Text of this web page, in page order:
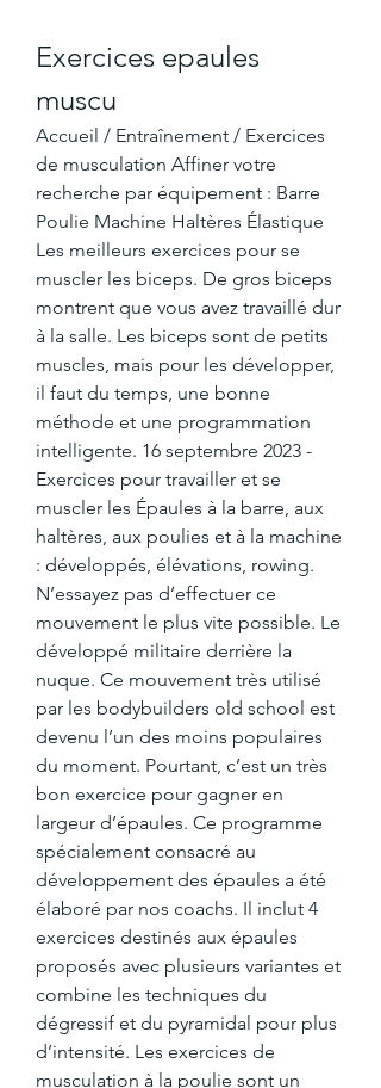
Exercices epaules
muscu
Accueil / Entraînement / Exercices
de musculation Affiner votre
recherche par équipement : Barre
Poulie Machine Haltères Élastique
Les meilleurs exercices pour se
muscler les biceps. De gros biceps
montrent que vous avez travaillé dur
à la salle. Les biceps sont de petits
muscles, mais pour les développer,
il faut du temps, une bonne
méthode et une programmation
intelligente. 16 septembre 2023 -
Exercices pour travailler et se
muscler les Épaules à la barre, aux
haltères, aux poulies et à la machine
: développés, élévations, rowing.
N’essayez pas d’effectuer ce
mouvement le plus vite possible. Le
développé militaire derrière la
nuque. Ce mouvement très utilisé
par les bodybuilders old school est
devenu l’un des moins populaires
du moment. Pourtant, c’est un très
bon exercice pour gagner en
largeur d’épaules. Ce programme
spécialement consacré au
développement des épaules a été
élaboré par nos coachs. Il inclut 4
exercices destinés aux épaules
proposés avec plusieurs variantes et
combine les techniques du
dégressif et du pyramidal pour plus
d’intensité. Les exercices de
musculation à la poulie sont un